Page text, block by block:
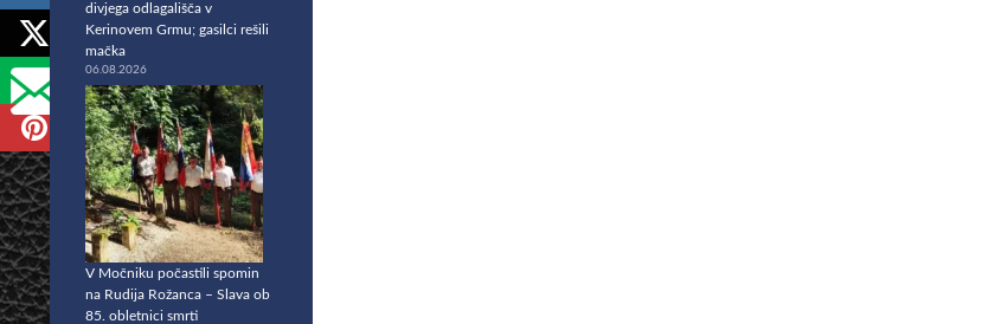
divjega odlagališča v
Kerinovem Grmu; gasilci rešili
mačka
06.08.2026
V Močniku počastili spomin
na Rudija Rožanca – Slava ob
85. obletnici smrti